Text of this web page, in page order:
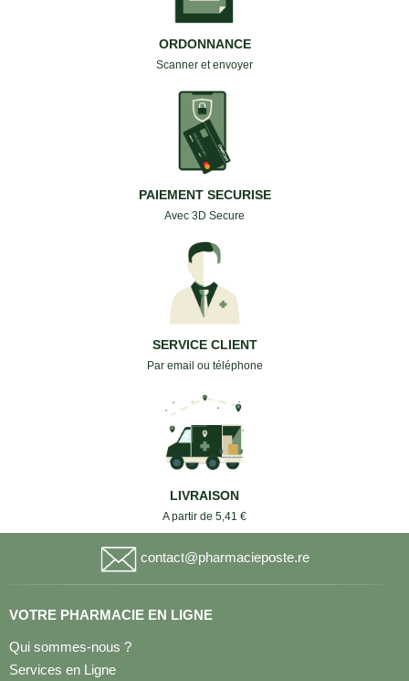
ORDONNANCE
Scanner et envoyer
PAIEMENT SECURISE
Avec 3D Secure
SERVICE CLIENT
Par email ou téléphone
LIVRAISON
A partir de 5,41 €
contact@pharmacieposte.re
VOTRE PHARMACIE EN LIGNE
Qui sommes-nous ?
Services en Ligne